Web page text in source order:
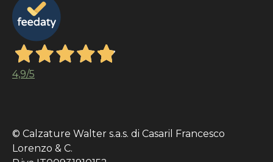
4,9/5
© Calzature Walter s.a.s. di Casaril Francesco
Lorenzo & C.